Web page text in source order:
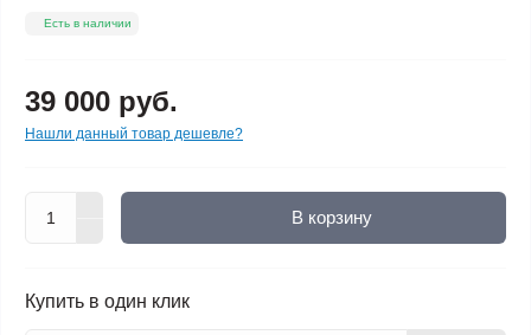
Есть в наличии
39 000 руб.
Нашли данный товар дешевле?
В корзину
Купить в один клик